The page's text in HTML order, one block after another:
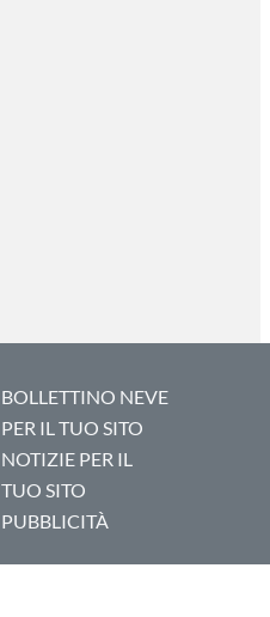
BOLLETTINO NEVE
PER IL TUO SITO
NOTIZIE PER IL
TUO SITO
PUBBLICITÀ